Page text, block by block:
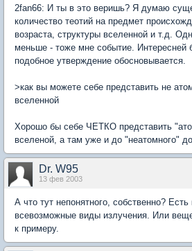
2fan66: И ты в это веришь? Я думаю
количество теотий на предмет
возраста, структуры вселенной и т.д.
меньше - тоже мне событие. Интересней
подобное утверждение обосновывается.
>как вы можете себе представить не
вселенной
Хорошо бы себе ЧЕТКО представить
вселеной, а там уже и до "неатомного"
Dr. W95
13 фев 2003
А что тут непонятного, собственно?
всевозможные виды излучения. Или
к примеру.